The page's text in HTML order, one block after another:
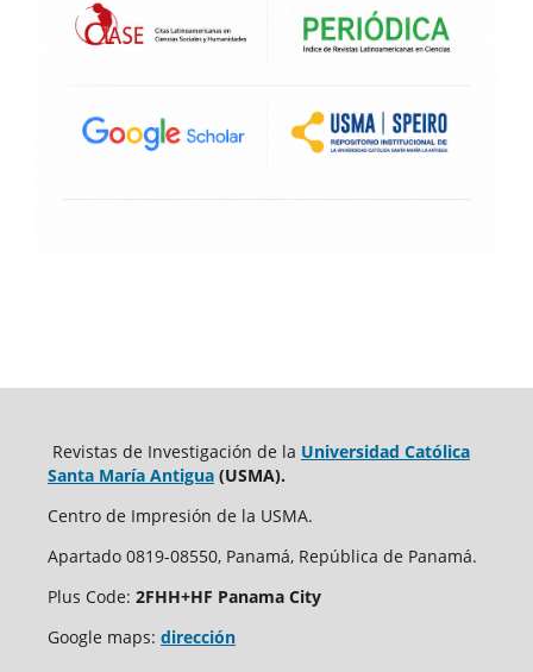
Revistas de Investigación de la Universidad Católica
Santa María Antigua(USMA).
Centro de Impresión de la USMA.
Apartado 0819-08550, Panamá, República de Panamá.
Plus Code: 2FHH+HF Panama City
Google maps: dirección